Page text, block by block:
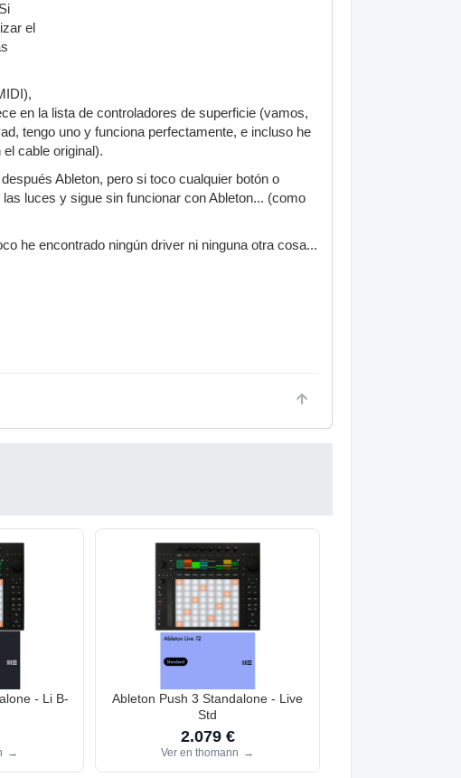
el
en la lista de controladores de superficie (vamos,
tengo uno y funciona perfectamente, e incluso he
cable original).
Ableton, pero si toco cualquier botón o
luces y sigue sin funcionar con Ableton... (como
he encontrado ningún driver ni ninguna otra cosa...
- Li B-
→
Ableton Push 3 Standalone - Live
Std
2.079 €
Ver en thomann →